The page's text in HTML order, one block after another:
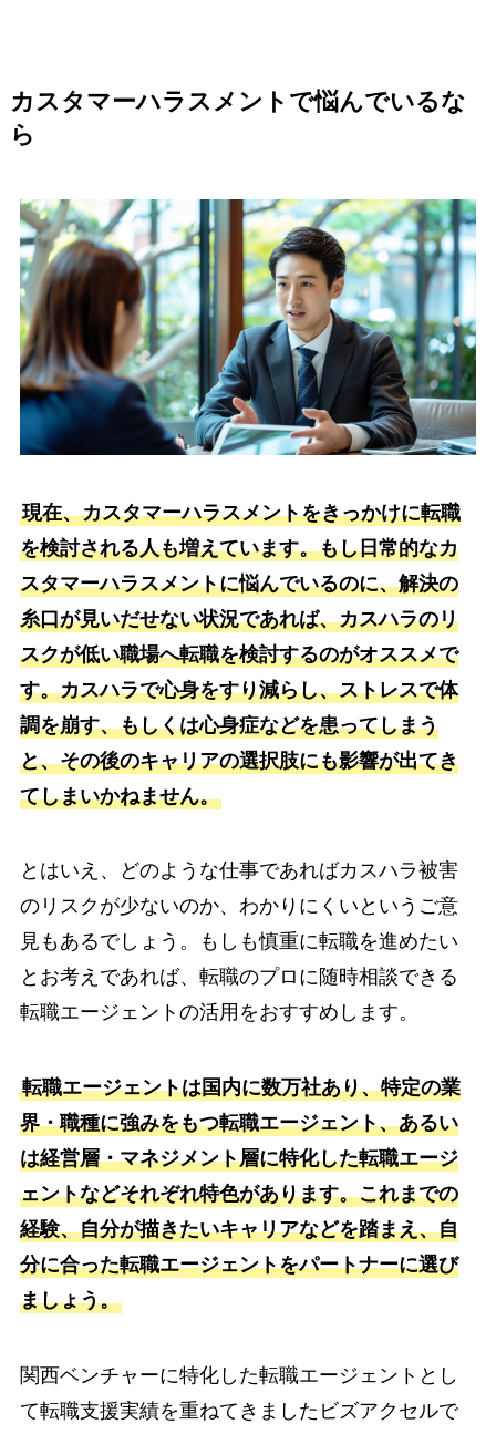
カスタマーハラスメントで悩んでいるな
ら
現在、カスタマーハラスメントをきっかけに転職
を検討される人も増えています。もし日常的なカ
スタマーハラスメントに悩んでいるのに、解決の
糸口が見いだせない状況であれば、カスハラのリ
スクが低い職場へ転職を検討するのがオススメで
す。カスハラで心身をすり減らし、ストレスで体
調を崩す、もしくは心身症などを患ってしまう
と、その後のキャリアの選択肢にも影響が出てき
てしまいかねません。
とはいえ、どのような仕事であればカスハラ被害
のリスクが少ないのか、わかりにくいというご意
見もあるでしょう。もしも慎重に転職を進めたい
とお考えであれば、転職のプロに随時相談できる
転職エージェントの活用をおすすめします。
転職エージェントは国内に数万社あり、特定の業
界・職種に強みをもつ転職エージェント、あるい
は経営層・マネジメント層に特化した転職エージ
ェントなどそれぞれ特色があります。これまでの
経験、自分が描きたいキャリアなどを踏まえ、自
分に合った転職エージェントをパートナーに選び
ましょう。
関西ベンチャーに特化した転職エージェントとし
て転職支援実績を重ねてきましたビズアクセルで